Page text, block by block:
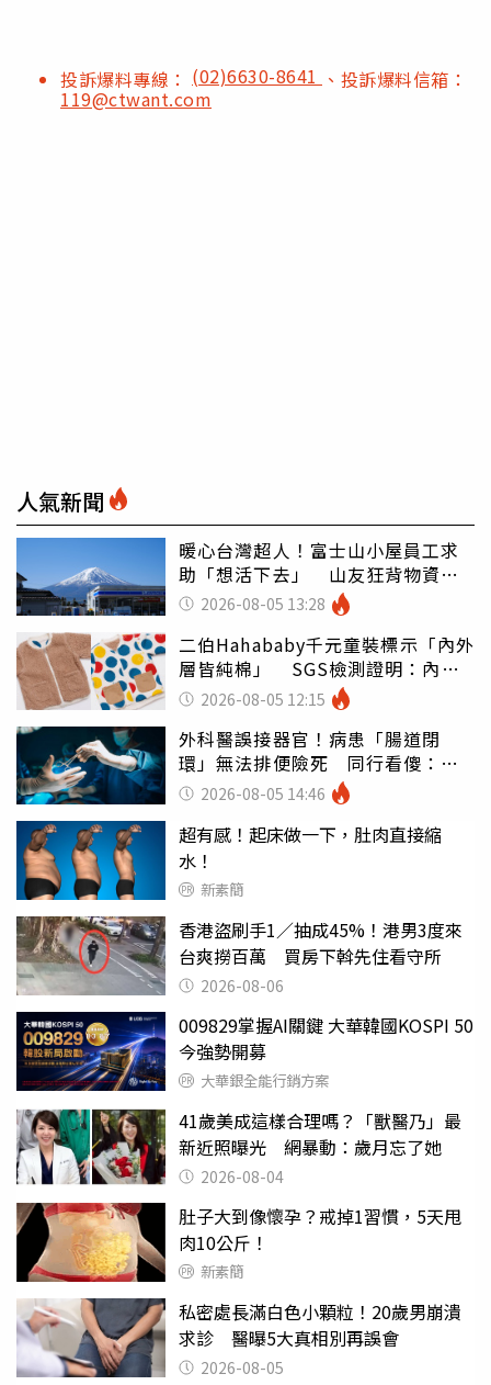
投訴爆料專線： (02)6630-8641 、投訴爆料信箱：
119@ctwant.com
人氣新聞
暖心台灣超人！富士山小屋員工求
助「想活下去」 山友狂背物資上
山：台灣真的是寶島
2026-08-05 13:28
二伯Hahababy千元童裝標示「內外
層皆純棉」 SGS檢測證明：內裡
100%聚酯纖維
2026-08-05 12:15
外科醫誤接器官！病患「腸道閉
環」無法排便險死 同行看傻：糟
糕至極
2026-08-05 14:46
超有感！起床做一下，肚肉直接縮
水！
新素簡
香港盜刷手1／抽成45%！港男3度來
台爽撈百萬 買房下斡先住看守所
2026-08-06
009829掌握AI關鍵 大華韓國KOSPI 50
今強勢開募
大華銀全能行銷方案
41歲美成這樣合理嗎？「獸醫乃」最
新近照曝光 網暴動：歲月忘了她
2026-08-04
肚子大到像懷孕？戒掉1習慣，5天甩
肉10公斤！
新素簡
私密處長滿白色小顆粒！20歲男崩潰
求診 醫曝5大真相別再誤會
2026-08-05